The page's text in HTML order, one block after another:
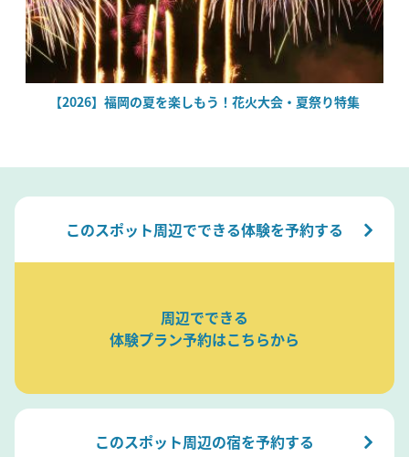
【2026】福岡の夏を楽しもう！花火大会・夏祭り特集
このスポット周辺でできる体験を予約する
周辺でできる
体験プラン予約はこちらから
このスポット周辺の宿を予約する